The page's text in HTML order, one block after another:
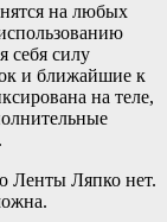
на любых
себя силу
и ближайшие к
на теле,
Ленты Ляпко нет.